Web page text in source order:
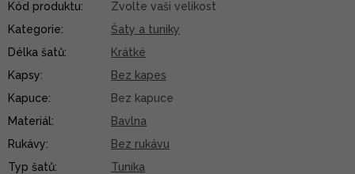
Kód produktu:
Zvolte vaši velikost
Kategorie:
Šaty a tuniky
Délka šatů:
Krátké
Kapsy:
Bez kapes
Kapuce:
Bez kapuce
Materiál:
Bavlna
Rukávy:
Bez rukávu
Typ šatů:
Tunika